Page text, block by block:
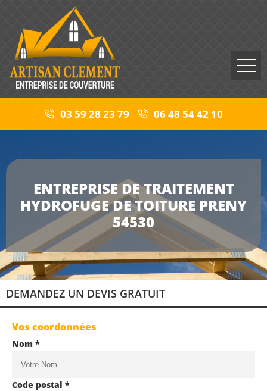
03 59 28 23 79 06 48 54 42 10
ENTREPRISE DE TRAITEMENT
HYDROFUGE DE TOITURE PRENY
54530
DEMANDEZ UN DEVIS GRATUIT
Vos coordonnées
Nom *
Code postal *